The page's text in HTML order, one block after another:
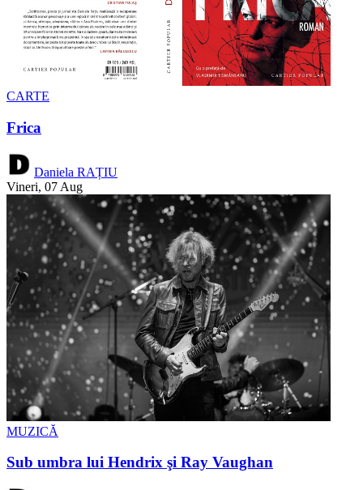
CARTE
Frica
Daniela RAȚIU
Vineri, 07 Aug
MUZICĂ
Sub umbra lui Hendrix şi Ray Vaughan